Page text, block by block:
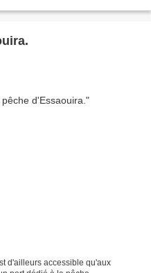
d'ailleurs accessible qu'aux